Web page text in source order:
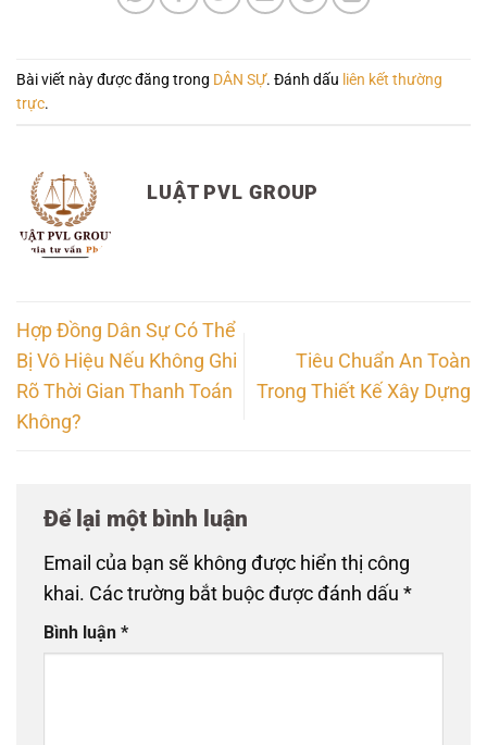
Bài viết này được đăng trong DÂN SỰ. Đánh dấu liên kết thường
trực.
LUẬT PVL GROUP
Hợp Đồng Dân Sự Có Thể
Bị Vô Hiệu Nếu Không Ghi
Rõ Thời Gian Thanh Toán
Không?
Tiêu Chuẩn An Toàn
Trong Thiết Kế Xây Dựng
Để lại một bình luận
Email của bạn sẽ không được hiển thị công
khai. Các trường bắt buộc được đánh dấu *
Bình luận *